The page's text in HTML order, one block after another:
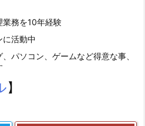
業務を10年経験
に活動中
パソコン、ゲームなど得意な事、
】